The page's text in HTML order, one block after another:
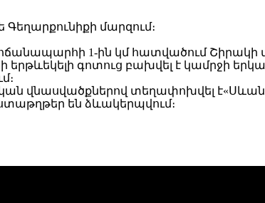
մարզում։
1-ին կմ հատվածում Շիրակի
երթևեկելի գոտուց բախվել է կամրջի
վնասվածքներով տեղափոխվել
են ձևակերպվում։